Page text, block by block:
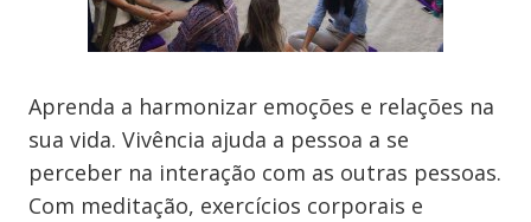
Aprenda a harmonizar emoções e relações na
sua vida. Vivência ajuda a pessoa a se
perceber na interação com as outras pessoas.
Com meditação, exercícios corporais e